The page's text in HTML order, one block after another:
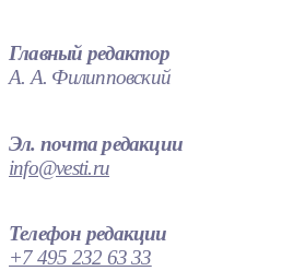
Главный редактор
А. А. Филипповский
Эл. почта редакции
info@vesti.ru
Телефон редакции
+7 495 232 63 33